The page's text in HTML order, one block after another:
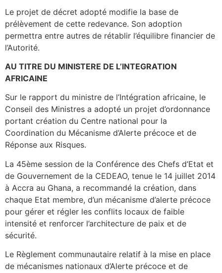
Le projet de décret adopté modifie la base de
prélèvement de cette redevance. Son adoption
permettra entre autres de rétablir l’équilibre financier de
l’Autorité.
AU TITRE DU MINISTERE DE L’INTEGRATION
AFRICAINE
Sur le rapport du ministre de l’Intégration africaine, le
Conseil des Ministres a adopté un projet d’ordonnance
portant création du Centre national pour la
Coordination du Mécanisme d’Alerte précoce et de
Réponse aux Risques.
La 45ème session de la Conférence des Chefs d’Etat et
de Gouvernement de la CEDEAO, tenue le 14 juillet 2014
à Accra au Ghana, a recommandé la création, dans
chaque Etat membre, d’un mécanisme d’alerte précoce
pour gérer et régler les conflits locaux de faible
intensité et renforcer l’architecture de paix et de
sécurité.
Le Règlement communautaire relatif à la mise en place
de mécanismes nationaux d’Alerte précoce et de